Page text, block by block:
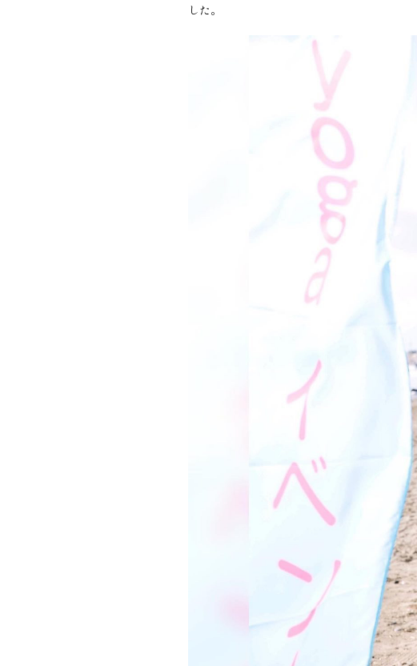
した。